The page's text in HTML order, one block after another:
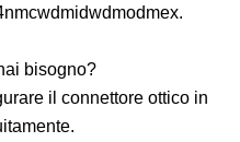
bisogno?
il connettore ottico in